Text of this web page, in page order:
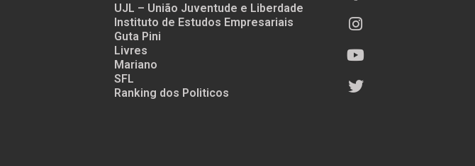
UJL – União Juventude e Liberdade
Instituto de Estudos Empresariais
Guta Pini
Livres
Mariano
SFL
Ranking dos Politicos